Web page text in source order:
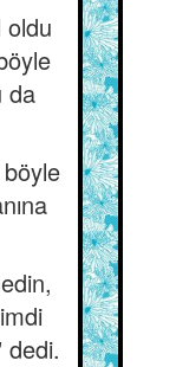
oldu
da
dedi.